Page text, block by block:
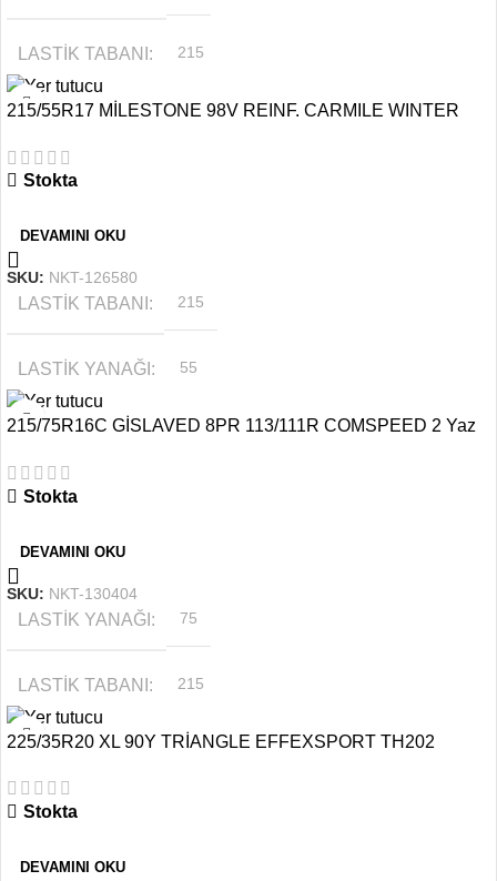
LASTIK TABANI 215
MEVSIM YAZ
JANT ÖLÇÜSÜ
215/55R17 MİLESTONE 98V REINF. CARMILE WINTER
Stokta
DEVAMINI OKU
SKU: NKT-126580
LASTIK TABANI 215
LASTIK YANAĞI 55
MEVSIM Kış
JANT ÖLÇÜSÜ
215/75R16C GİSLAVED 8PR 113/111R COMSPEED 2 Yaz
Stokta
DEVAMINI OKU
SKU: NKT-130404
LASTIK YANAĞI 75
LASTIK TABANI 215
MEVSIM YAZ
JANT ÖLÇÜSÜ
225/35R20 XL 90Y TRİANGLE EFFEXSPORT TH202
Stokta
DEVAMINI OKU